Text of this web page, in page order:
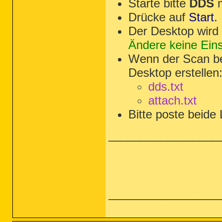
Starte bitte DDS
Drücke auf Start.
Der Desktop
Ändere keine
Wenn der Scan
Desktop erstellen:
dds.txt
attach.txt
Bitte poste beide